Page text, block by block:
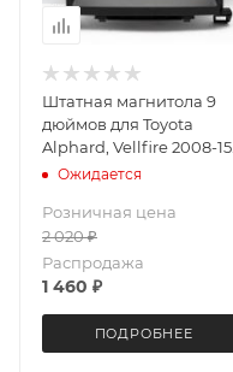
Штатная магнитола 9
дюймов для Toyota
Alphard, Vellfire 2008-15
LeTrun 4026-5557 IN
Unisoc 7862 (S) 8 ядер
DSP
Ожидается
Розничная цена
2 020₽
Распродажа
1 460 ₽
ПОДРОБНЕЕ